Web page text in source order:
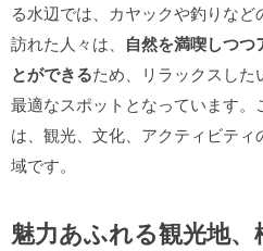
る水辺では、カヤックや釣りなど
訪れた人々は、 自然を満喫しつつ
とができるため、リラックスした
最適なスポットとなっています
は、観光、文化、アクティビテ
域です。
魅力あふれる観光地